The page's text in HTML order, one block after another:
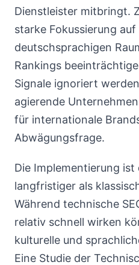
Dienstleister mitbringt.
starke Fokussierung auf
deutschsprachigen
Rankings
Signale ignoriert
agierende
für internationale
Abwägungsfrage.
Die Implementierung
langfristiger als
Während technische
relativ schnell wirken
kulturelle und
Eine Studie der